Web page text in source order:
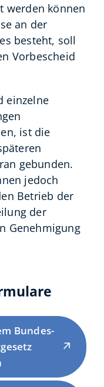
werden können
an der
besteht, soll
Vorbescheid
einzelne
ist die
gebunden.
jedoch
Betrieb der
der
Genehmigung
Bundes-